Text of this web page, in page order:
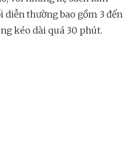
diễn thường bao gồm 3 đến
kéo dài quá 30 phút.